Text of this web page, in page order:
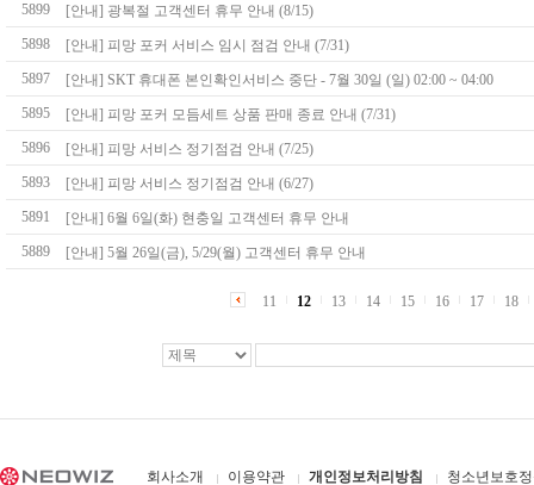
5899
[안내] 광복절 고객센터 휴무 안내 (8/15)
5898
[안내] 피망 포커 서비스 임시 점검 안내 (7/31)
5897
[안내] SKT 휴대폰 본인확인서비스 중단 - 7월 30일 (일) 02:00 ~ 04:00
5895
[안내] 피망 포커 모듬세트 상품 판매 종료 안내 (7/31)
5896
[안내] 피망 서비스 정기점검 안내 (7/25)
5893
[안내] 피망 서비스 정기점검 안내 (6/27)
5891
[안내] 6월 6일(화) 현충일 고객센터 휴무 안내
5889
[안내] 5월 26일(금), 5/29(월) 고객센터 휴무 안내
11 12 13 14 15 16 17 18
회사소개 이용약관 개인정보처리방침 청소년보호